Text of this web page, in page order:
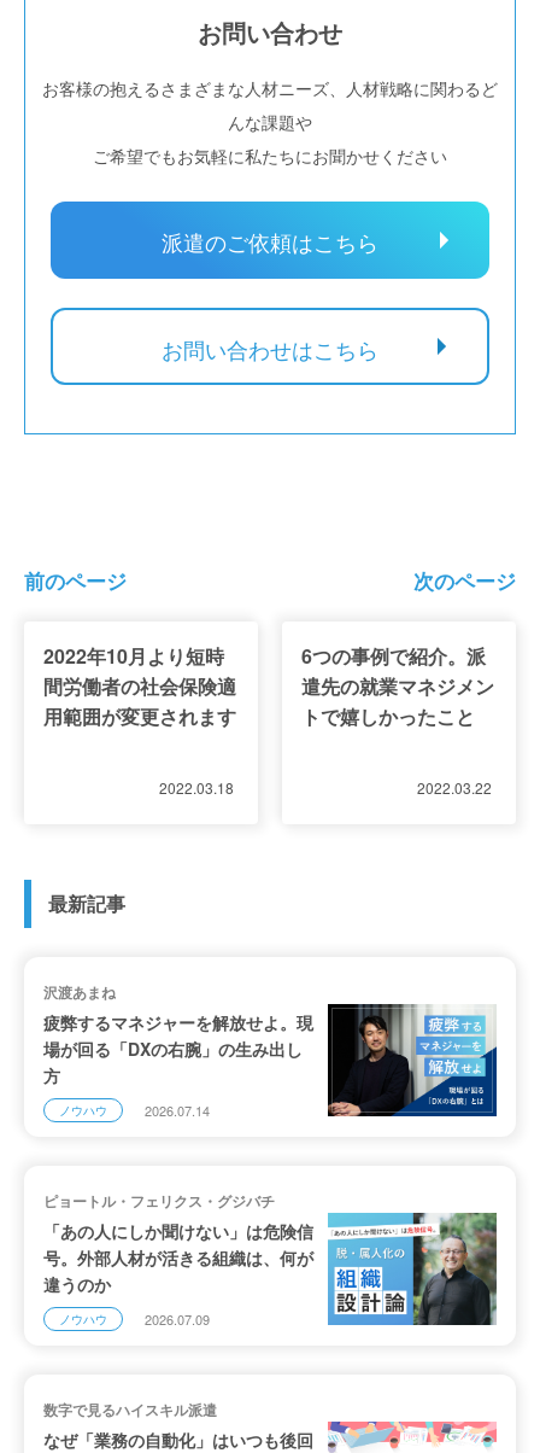
お問い合わせ
お客様の抱えるさまざまな人材ニーズ、人材戦略に関わるど
んな課題や
ご希望でもお気軽に私たちにお聞かせください
派遣のご依頼はこちら
お問い合わせはこちら
前のページ
2022年10月より短時
間労働者の社会保険適
用範囲が変更されます
2022.03.18
次のページ
6つの事例で紹介。派
遣先の就業マネジメン
トで嬉しかったこと
2022.03.22
最新記事
沢渡あまね
疲弊するマネジャーを解放せよ。現
場が回る「DXの右腕」の生み出し
方
ノウハウ 2026.07.14
ピョートル・フェリクス・グジバチ
「あの人にしか聞けない」は危険信
号。外部人材が活きる組織は、何が
違うのか
ノウハウ 2026.07.09
数字で見るハイスキル派遣
なぜ「業務の自動化」はいつも後回